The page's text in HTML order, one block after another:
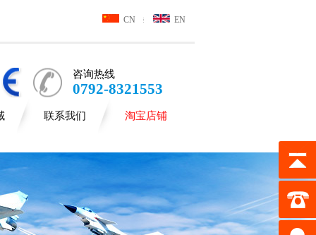
CN EN
咨询热线
0792-8321553
联系我们 淘宝店铺